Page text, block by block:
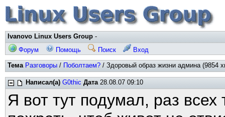
Ivanovo Linux Users Group -
Форум
Помощь Поиск Вход
Тема Разговоры / Поболтаем? / Здоровый образ жизни админа (9854
Написал(а) G0thic Дата28.08.07 09:10
Я вот тут подумал, раз всех